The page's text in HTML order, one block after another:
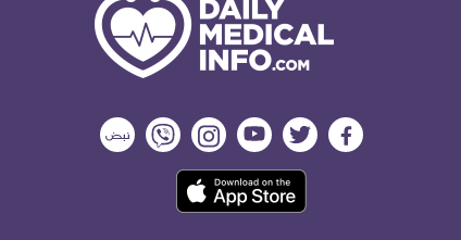
ديلي
ميديكال
ديلي
ميديكال
انفو
ديلي
ميديكال
انفو
ديلي
ميديكال
انفو
ديلي
ديلي
حمل
تطبيق